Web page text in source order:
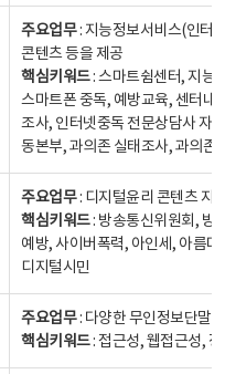
주요업무: 지능정보서비스(인터
콘텐츠 등을 제공
핵심키워드: 스마트쉼센터, 지능
스마트폰 중독, 예방교육, 센터내
조사, 인터넷중독 전문상담사 자
동본부, 과의존 실태조사, 과의존
주요업무: 디지털윤리 콘텐츠 지
핵심키워드: 방송통신위원회, 방
예방, 사이버폭력, 아인세, 아름
디지털시민
주요업무: 다양한 무인정보단말
핵심키워드: 접근성, 웹접근성,